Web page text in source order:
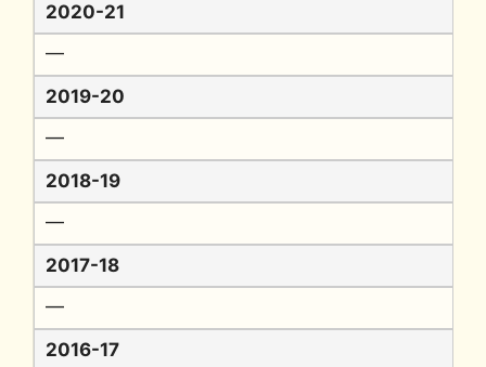
2020-21
━
2019-20
━
2018-19
━
2017-18
━
2016-17